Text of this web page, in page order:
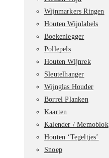
Wijnmarkers Ringen
Houten Wijnlabels
Boekenlegger
Pollepels
Houten Wijnrek
Sleutelhanger
Wijnglas Houder
Borrel Planken
Kaarten
Kalender / Memoblok
Houten ‘Tegeltjes’
Snoep